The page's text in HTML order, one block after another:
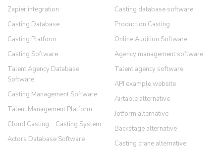
Zapier integration
Casting Database
Casting Platform
Casting Software
Talent Agency Database
Software
Casting Management Software
Talent Management Platform
Cloud Casting
Casting System
Actors Database Software
Casting database software
Production Casting
Online Audition Software
Agency management software
Talent agency software
API example website
Airtable alternative
Jotform alternative
Backstage alternative
Casting crane alternative